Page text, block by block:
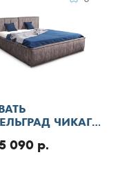
согласие на
ЧИКАГО
090 р.